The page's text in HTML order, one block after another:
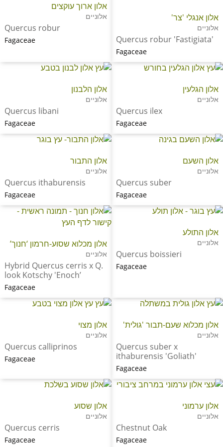
אלון אנגלי 'צר'
אלוניים
Quercus robur 'Fastigiata'
Fagaceae
אלון ארוך עוקצים
אלוניים
Quercus robur
Fagaceae
אלון הגלעין
אלוניים
Quercus ilex
Fagaceae
אלון הלבנון
אלוניים
Quercus libani
Fagaceae
אלון השעם
אלוניים
Quercus suber
Fagaceae
אלון התבור
אלוניים
Quercus ithaburensis
Fagaceae
אלון התולע
אלוניים
Quercus boissieri
Fagaceae
אלון מכלוא שסוע-חרמון ‘חנוך’
אלוניים
Hybrid Quercus cerris x Q.
look Kotschy 'Enoch’
Fagaceae
אלון מכלוא שעם-תבור 'גולית'
אלוניים
Quercus suber x
ithaburensis 'Goliath'
Fagaceae
אלון מצוי
אלוניים
Quercus calliprinos
Fagaceae
אלון ערמוני
אלוניים
Chestnut Oak
Fagaceae
אלון שסוע
אלוניים
Quercus cerris
Fagaceae